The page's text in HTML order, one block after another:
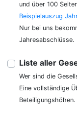
und über 100
Beispielauszug
Nur bei uns
Jahresabschlüsse.
Liste aller
Wer sind die
Eine vollständige
Beteiligungshöhen.